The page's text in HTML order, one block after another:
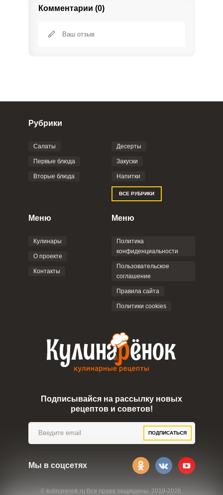
Комментарии (0)
Фото до 4 шт, до 5 mb
Отправляя эту форму, вы соглашаетесь с
Политикой
Пользовательским
соглашением
© kulinarenok.ru Все права защищены. 2019-2026.
Рубрики
Салаты
Первые блюда
Вторые блюда
Десерты
Закуски
Напитки
ВСЕ РУБРИКИ
Меню
Кулинары
О проекте
Контакты
Меню
Политика
конфиденциальности
Пользовательское
соглашение
Правила сайта
Политики cookies
Подписывайся на рассылку новых
рецептов и советов!
ПОДПИСАТЬСЯ
Мы в соцсетях